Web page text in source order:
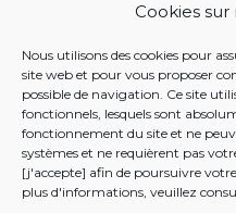
Cookies
Nous utilisons des cookies pour
site web et pour vous proposer
possible de navigation. Ce site
fonctionnels, lesquels sont
fonctionnement du site et ne
systèmes et ne requièrent pas
[j'accepte] afin de poursuivre
plus d'informations, veuillez
Demande APA
Mesures transitoires
EFFECTUER
21 DECEMBRE 2018 -
organismes assureurs
soins de santé et de